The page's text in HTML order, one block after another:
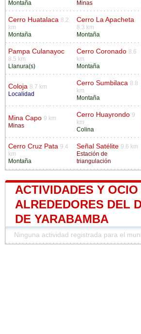
Montaña
Minas
Cerro Huatalaca 8.2
km
Montaña
Cerro La Apacheta
8.3 km
Montaña
Pampa Culanayoc
8.5 km
Llanura(s)
Cerro Coronado 8.6
km
Montaña
Coloja 8.7 km
Localidad
Cerro Sumbilaca 8.8
km
Montaña
Mina Capo 9 km
Minas
Cerro Huayrondo 9
km
Colina
Cerro Cruz Pata 9.4
km
Montaña
Señal Satélite 9.6 km
Estación de
triangulación
ACTIVIDADES Y
ALREDEDORES DEL
DE YARABAMBA
Ninguna actividad registrada para el